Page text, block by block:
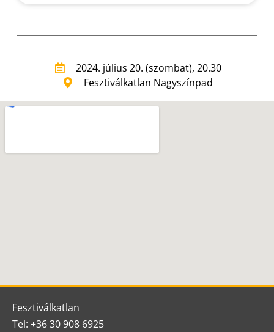
2024. július 20. (szombat), 20.30
Fesztiválkatlan Nagyszínpad
Fesztiválkatlan
Tel: +36 30 908 6925